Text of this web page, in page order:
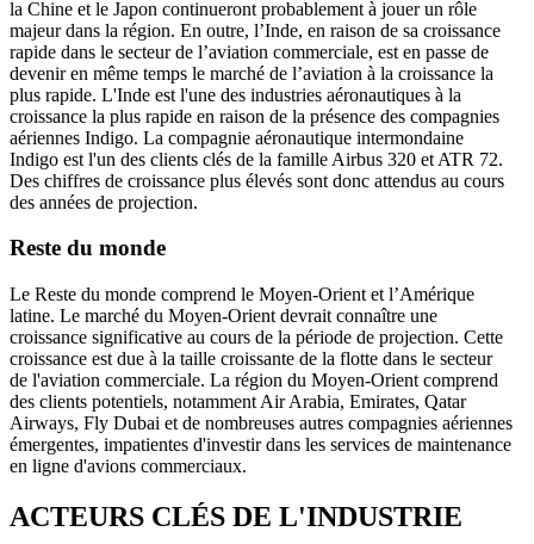
la Chine et le Japon continueront probablement à jouer un rôle
majeur dans la région. En outre, l’Inde, en raison de sa croissance
rapide dans le secteur de l’aviation commerciale, est en passe de
devenir en même temps le marché de l’aviation à la croissance la
plus rapide. L'Inde est l'une des industries aéronautiques à la
croissance la plus rapide en raison de la présence des compagnies
aériennes Indigo. La compagnie aéronautique intermondaine
Indigo est l'un des clients clés de la famille Airbus 320 et ATR 72.
Des chiffres de croissance plus élevés sont donc attendus au cours
des années de projection.
Reste du monde
Le Reste du monde comprend le Moyen-Orient et l’Amérique
latine. Le marché du Moyen-Orient devrait connaître une
croissance significative au cours de la période de projection. Cette
croissance est due à la taille croissante de la flotte dans le secteur
de l'aviation commerciale. La région du Moyen-Orient comprend
des clients potentiels, notamment Air Arabia, Emirates, Qatar
Airways, Fly Dubai et de nombreuses autres compagnies aériennes
émergentes, impatientes d'investir dans les services de maintenance
en ligne d'avions commerciaux.
ACTEURS CLÉS DE L'INDUSTRIE